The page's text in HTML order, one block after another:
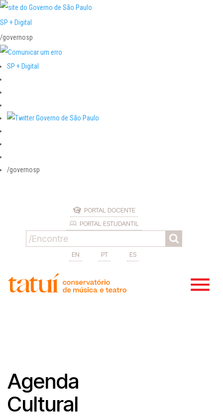
SP + Digital
/governosp
SP + Digital
/governosp
PORTAL DOCENTE
PORTAL ESTUDANTIL
EN PT ES
Agenda
Cultural